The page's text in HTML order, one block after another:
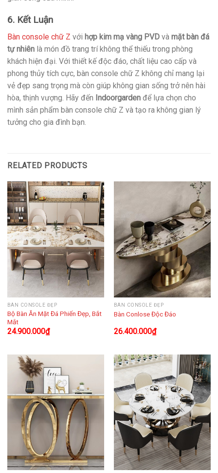
6. Kết Luận
Bàn console chữ Z với hợp kim mạ vàng PVD và mặt bàn đá
tự nhiên là món đồ trang trí không thể thiếu trong phòng
khách hiện đại. Với thiết kế độc đáo, chất liệu cao cấp và
phong thủy tích cực, bàn console chữ Z không chỉ mang lại
vẻ đẹp sang trọng mà còn giúp không gian sống trở nên hài
hòa, thịnh vượng. Hãy đến Indoorgarden để lựa chọn cho
mình sản phẩm bàn console chữ Z và tạo ra không gian lý
tưởng cho gia đình bạn.
RELATED PRODUCTS
BÀN CONSOLE ĐẸP
Bộ Bàn Ăn Mặt Đá Phiến Đẹp, Bắt
Mắt
24.900.000₫
BÀN CONSOLE ĐẸP
Bàn Conlose Độc Đáo
26.400.000₫